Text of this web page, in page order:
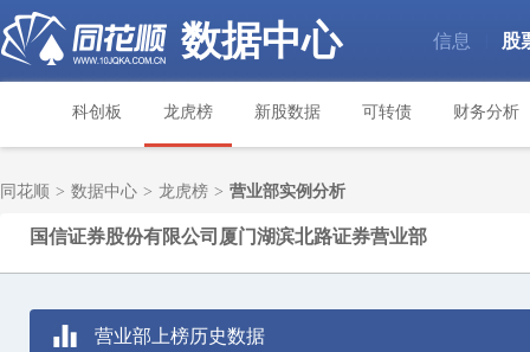
数据中心 信息 股
科创板 龙虎榜 新股数据 可转债 财务分析
同花顺 > 数据中心 > 龙虎榜 > 营业部实例分析
国信证券股份有限公司厦门湖滨北路证券营业部
营业部上榜历史数据